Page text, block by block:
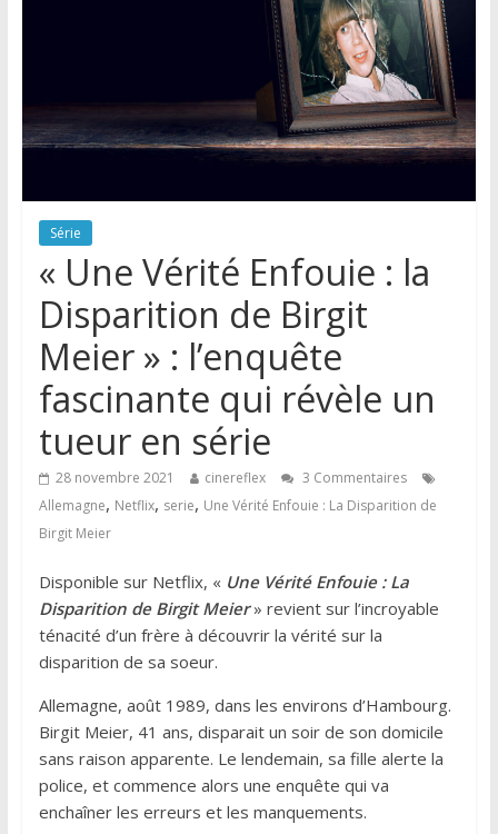
Série
« Une Vérité Enfouie : la
Disparition de Birgit
Meier » : l’enquête
fascinante qui révèle un
tueur en série
28 novembre 2021 cinereflex
3 Commentaires
Allemagne, Netflix, serie, Une Vérité Enfouie : La Disparition de
Birgit Meier
Disponible sur Netflix, « Une Vérité Enfouie : La
Disparition de Birgit Meier» revient sur l’incroyable
ténacité d’un frère à découvrir la vérité sur la
disparition de sa soeur.
Allemagne, août 1989, dans les environs d’Hambourg.
Birgit Meier, 41 ans, disparait un soir de son domicile
sans raison apparente. Le lendemain, sa fille alerte la
police, et commence alors une enquête qui va
enchaîner les erreurs et les manquements.